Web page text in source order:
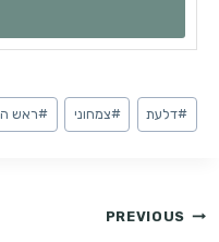
Post
Tags:
#דלעת #צמחוני #ראש
ניווטPREVIOUS